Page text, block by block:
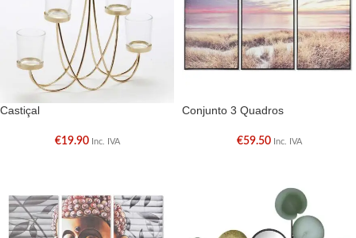
Castiçal
€19.90 Inc. IVA
Conjunto 3 Quadros
€59.50 Inc. IVA